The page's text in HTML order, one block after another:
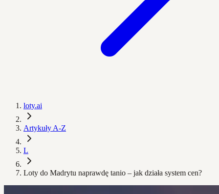
loty.ai
Artykuły A-Z
L
Loty do Madrytu naprawdę tanio – jak działa system cen?